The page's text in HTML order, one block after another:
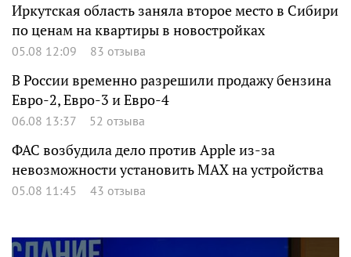
Иркутская область заняла второе место в Сибири
по ценам на квартиры в новостройках
05.08 12:09 83 отзыва
В России временно разрешили продажу бензина
Евро-2, Евро-3 и Евро-4
06.08 13:37 52 отзыва
ФАС возбудила дело против Apple из-за
невозможности установить MAX на устройства
05.08 11:45 43 отзыва